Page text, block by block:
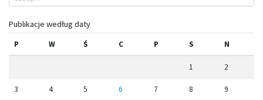
Publikacje według daty
P W Ś C P S N
1 2
3 4 5 6 7 8 9